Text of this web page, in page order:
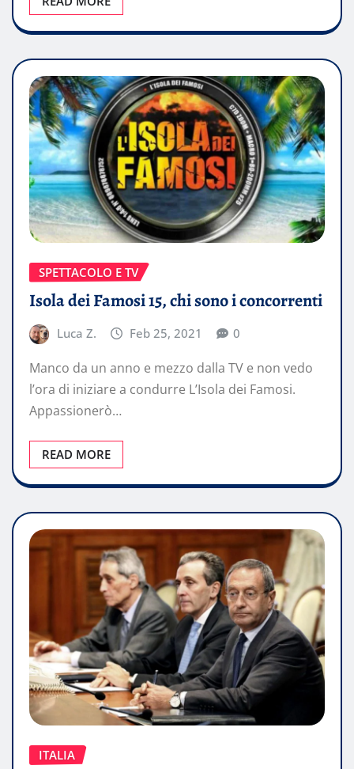
SPETTACOLO E TV
Isola dei Famosi 15, chi sono i concorrenti
Luca Z. Feb 25, 2021 0
Manco da un anno e mezzo dalla TV e non vedo
l’ora di iniziare a condurre L’Isola dei Famosi.
Appassionerò…
READ MORE
ITALIA